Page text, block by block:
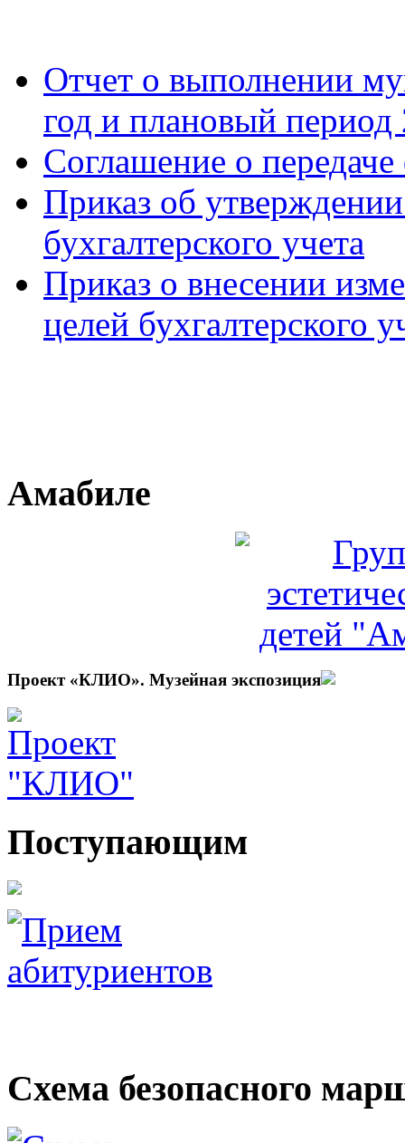
Отчет о выполнении
год и плановый период
Соглашение о
Приказ об
бухгалтерского учета
Приказ о внесении
целей бухгалтерского
Амабиле
Проект «КЛИО». Музейная экспозиция
Поступающим
Схема безопасного